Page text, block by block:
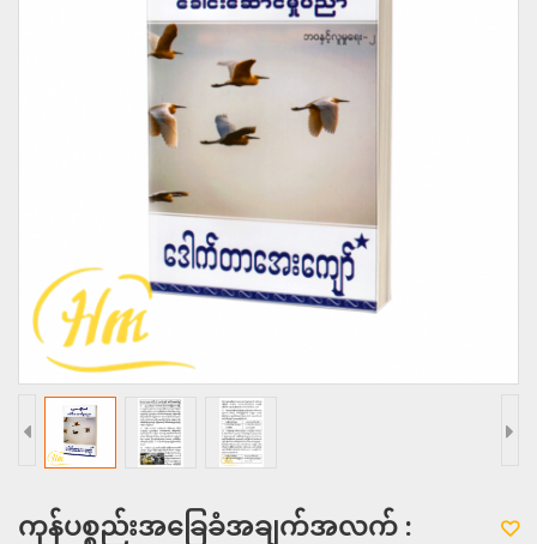
ကုန်ပစ္စည်းအခြေခံအချက်အလက် :